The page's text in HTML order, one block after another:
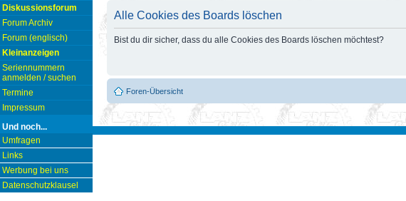
Diskussionsforum
Forum Archiv
Forum (englisch)
Kleinanzeigen
Seriennummern
anmelden / suchen
Termine
Impressum
Und noch...
Umfragen
Links
Werbung bei uns
Datenschutzklausel
Alle Cookies des Boards löschen
Bist du dir sicher, dass du alle Cookies des Boards löschen möchtest?
Foren-Übersicht